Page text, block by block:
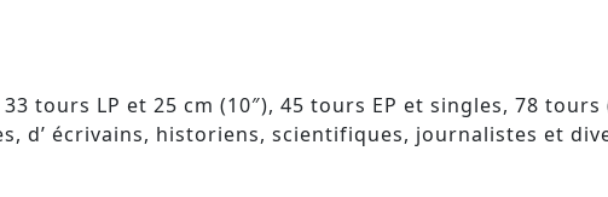
tours LP et 25 cm (10″), 45 tours EP et singles, 78 tours
d’ écrivains, historiens, scientifiques, journalistes et